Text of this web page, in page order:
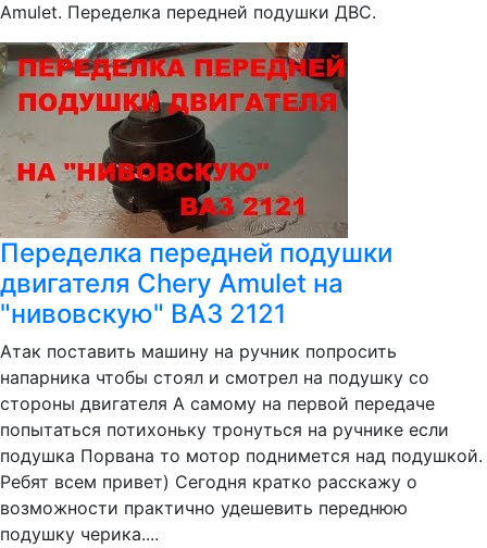
Amulet. Переделка передней подушки ДВС.
Переделка передней подушки
двигателя Chery Amulet на
"нивовскую" ВАЗ 2121
Атак поставить машину на ручник попросить
напарника чтобы стоял и смотрел на подушку со
стороны двигателя А самому на первой передаче
попытаться потихоньку тронуться на ручнике если
подушка Порвана то мотор поднимется над подушкой.
Ребят всем привет) Сегодня кратко расскажу о
возможности практично удешевить переднюю
подушку черика....